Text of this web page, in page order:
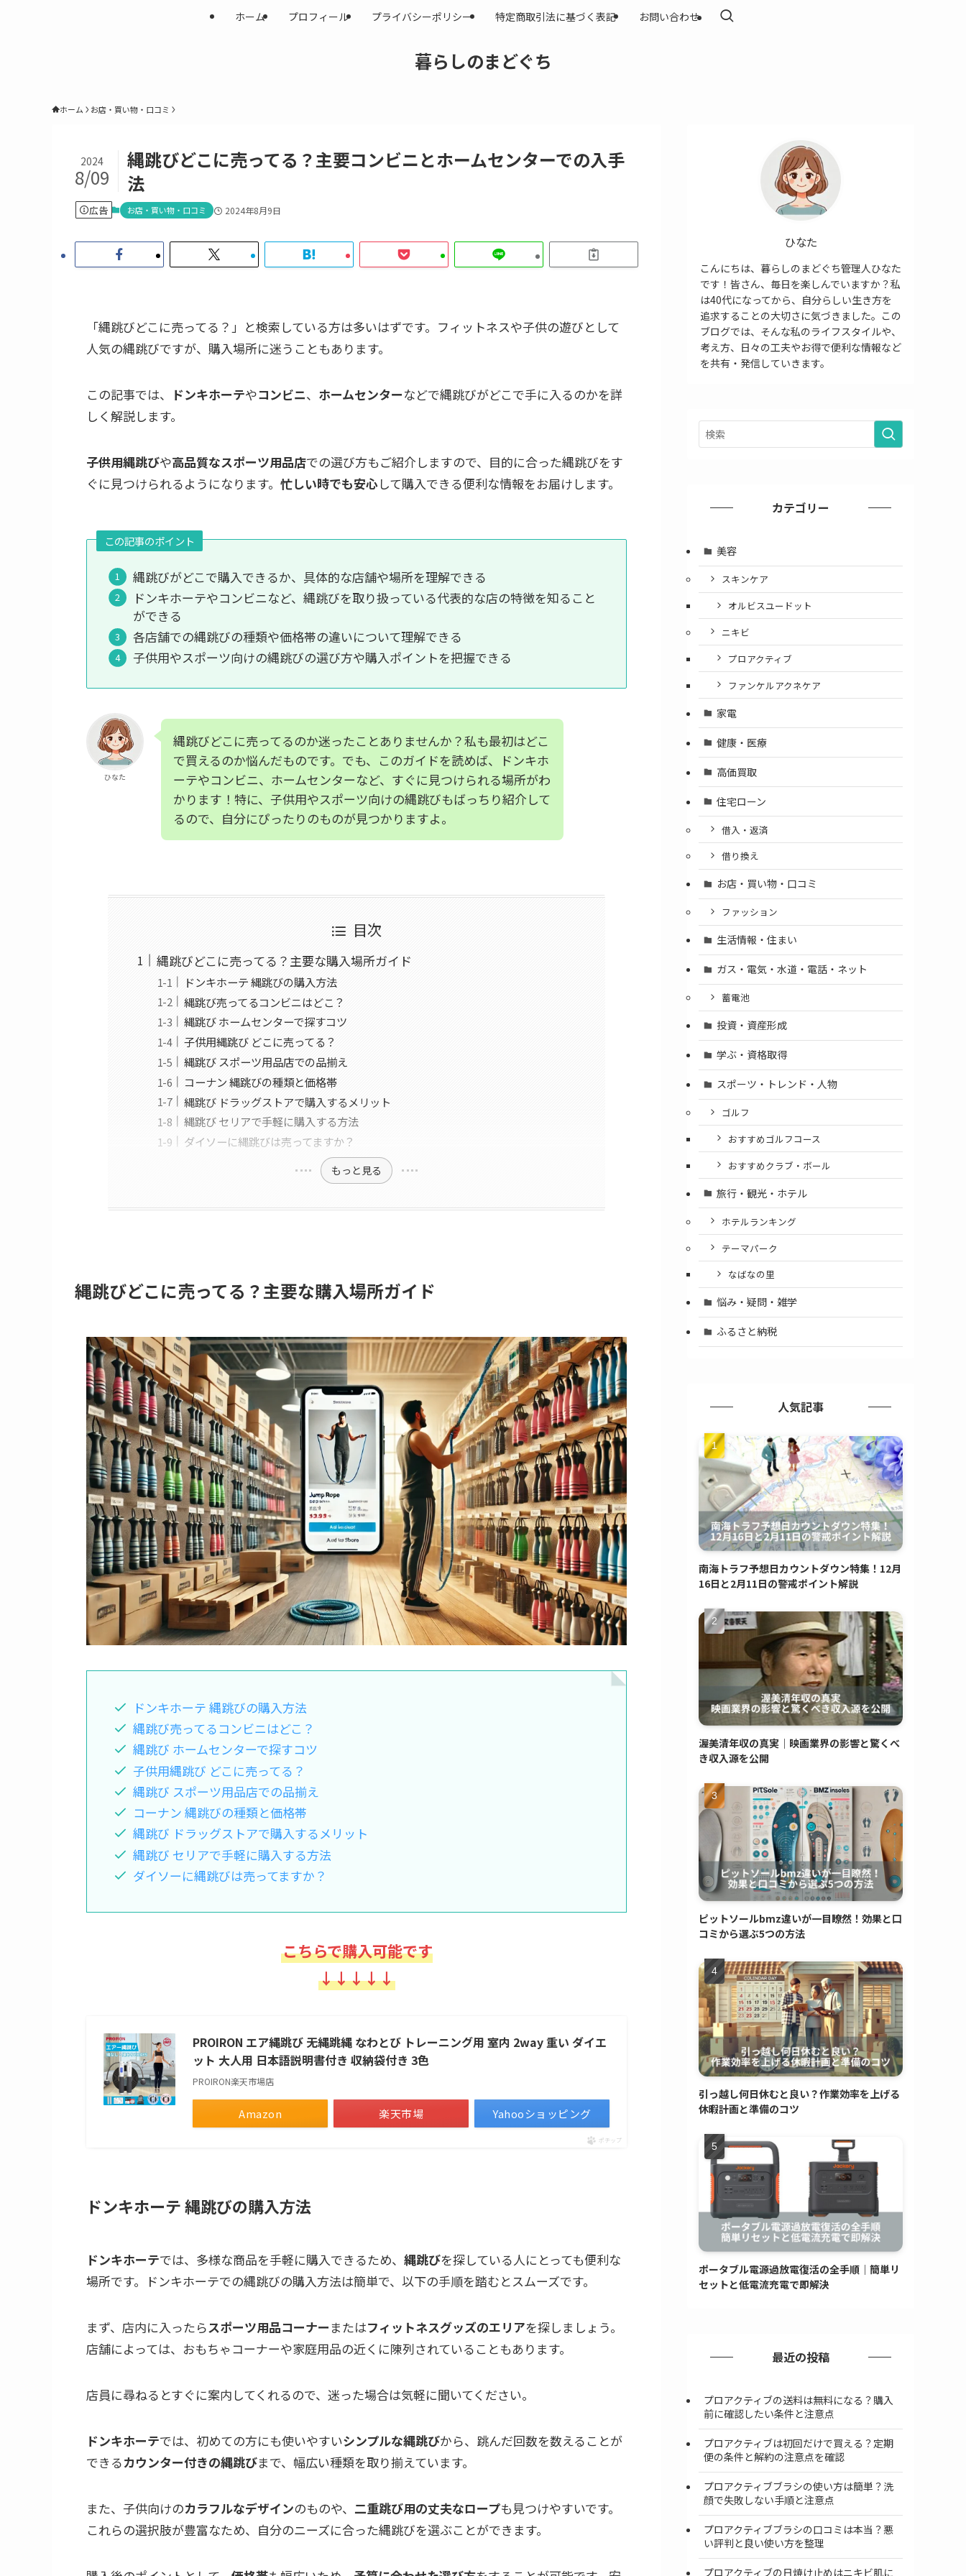
暮らしのまどぐち
ホーム プロフィール プライバシーポリシー 特定商取引法に基づく表記 お問い合わせ
ホーム お店・買い物・口コミ
縄跳びどこに売ってる？主要コンビニとホームセンターでの入手
法
2024
8/09
広告 お店・買い物・口コミ 2024年8月9日
「縄跳びどこに売ってる？」と検索している方は多いはずです。フィットネスや子供の遊びとして
人気の縄跳びですが、購入場所に迷うこともあります。
この記事では、 ドンキホーテやコンビニ、 ホームセンターなどで縄跳びがどこで手に入るのかを詳
しく解説します。
子供用縄跳びや高品質なスポーツ用品店での選び方もご紹介しますので、目的に合った縄跳びをす
ぐに見つけられるようになります。 忙しい時でも安心して購入できる便利な情報をお届けします。
この記事のポイント
縄跳びがどこで購入できるか、具体的な店舗や場所を理解できる
ドンキホーテやコンビニなど、縄跳びを取り扱っている代表的な店の特徴を知ること
ができる
各店舗での縄跳びの種類や価格帯の違いについて理解できる
子供用やスポーツ向けの縄跳びの選び方や購入ポイントを把握できる
ひなた
縄跳びどこに売ってるのか迷ったことありませんか？私も最初はどこ
で買えるのか悩んだものです。でも、このガイドを読めば、ドンキホ
ーテやコンビニ、ホームセンターなど、すぐに見つけられる場所がわ
かります！特に、子供用やスポーツ向けの縄跳びもばっちり紹介して
るので、自分にぴったりのものが見つかりますよ。
目次
縄跳びどこに売ってる？主要な購入場所ガイド
ドンキホーテ 縄跳びの購入方法
縄跳び売ってるコンビニはどこ？
縄跳び ホームセンターで探すコツ
子供用縄跳び どこに売ってる？
縄跳び スポーツ用品店での品揃え
コーナン 縄跳びの種類と価格帯
縄跳び ドラッグストアで購入するメリット
縄跳び セリアで手軽に購入する方法
ダイソーに縄跳びは売ってますか？
もっと見る
縄跳びどこに売ってる？主要な購入場所ガイド
ドンキホーテ 縄跳びの購入方法
縄跳び売ってるコンビニはどこ？
縄跳び ホームセンターで探すコツ
子供用縄跳び どこに売ってる？
縄跳び スポーツ用品店での品揃え
コーナン 縄跳びの種類と価格帯
縄跳び ドラッグストアで購入するメリット
縄跳び セリアで手軽に購入する方法
ダイソーに縄跳びは売ってますか？
こちらで購入可能です
↓↓↓↓↓
PROIRON エア縄跳び 无縄跳縄 なわとび トレーニング用 室内 2way 重い ダイエ
ット 大人用 日本語説明書付き 収納袋付き 3色
PROIRON楽天市場店
Amazon 楽天市場 Yahooショッピング
ポチップ
ドンキホーテ 縄跳びの購入方法
ドンキホーテでは、多様な商品を手軽に購入できるため、 縄跳びを探している人にとっても便利な
場所です。ドンキホーテでの縄跳びの購入方法は簡単で、以下の手順を踏むとスムーズです。
まず、店内に入ったらスポーツ用品コーナーまたはフィットネスグッズのエリアを探しましょう。
店舗によっては、おもちゃコーナーや家庭用品の近くに陳列されていることもあります。
店員に尋ねるとすぐに案内してくれるので、迷った場合は気軽に聞いてください。
ドンキホーテでは、初めての方にも使いやすいシンプルな縄跳びから、跳んだ回数を数えることが
できるカウンター付きの縄跳びまで、幅広い種類を取り揃えています。
また、子供向けのカラフルなデザインのものや、 二重跳び用の丈夫なロープも見つけやすいです。
これらの選択肢が豊富なため、自分のニーズに合った縄跳びを選ぶことができます。
ひなた
こんにちは、暮らしのまどぐち管理人ひなた
です！皆さん、毎日を楽しんでいますか？私
は40代になってから、自分らしい生き方を
追求することの大切さに気づきました。この
ブログでは、そんな私のライフスタイルや、
考え方、日々の工夫やお得で便利な情報など
を共有・発信していきます。
カテゴリー
美容
スキンケア
オルビスユードット
ニキビ
プロアクティブ
ファンケルアクネケア
家電
健康・医療
高価買取
住宅ローン
借入・返済
借り換え
お店・買い物・口コミ
ファッション
生活情報・住まい
ガス・電気・水道・電話・ネット
蓄電池
投資・資産形成
学ぶ・資格取得
スポーツ・トレンド・人物
ゴルフ
おすすめゴルフコース
おすすめクラブ・ボール
旅行・観光・ホテル
ホテルランキング
テーマパーク
なばなの里
悩み・疑問・雑学
ふるさと納税
人気記事
南海トラフ予想日カウントダウン特集！12月
16日と2月11日の警戒ポイント解説
渥美清年収の真実｜映画業界の影響と驚くべ
き収入源を公開
ピットソールbmz違いが一目瞭然！効果と口
コミから選ぶ5つの方法
引っ越し何日休むと良い？作業効率を上げる
休暇計画と準備のコツ
ポータブル電源過放電復活の全手順｜簡単リ
セットと低電流充電で即解決
最近の投稿
プロアクティブの送料は無料になる？購入
前に確認したい条件と注意点
プロアクティブは初回だけで買える？定期
便の条件と解約の注意点を確認
プロアクティブブラシの使い方は簡単？洗
顔で失敗しない手順と注意点
プロアクティブブラシの口コミは本当？悪
い評判と良い使い方を整理
プロアクティブの日焼け止めはニキビ肌に